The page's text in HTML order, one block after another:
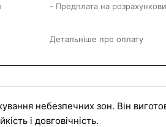
- Предплата на
Детальніше про оплату
небезпечних зон. Він
і довговічність.